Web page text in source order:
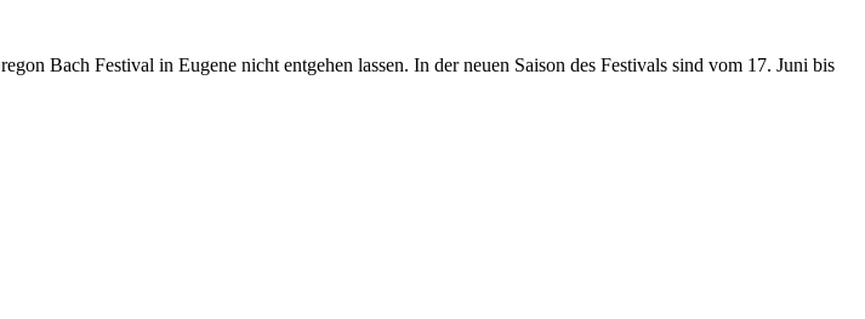
Bach Festival in Eugene nicht entgehen lassen. In der neuen Saison des Festivals sind vom 17. Juni bis